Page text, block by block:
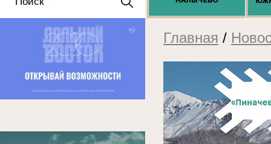
разрешений 2025
Главная /